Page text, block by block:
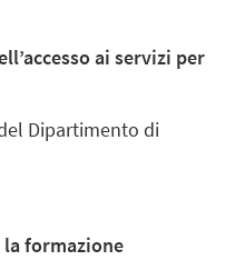
ai servizi per
Dipartimento di
formazione